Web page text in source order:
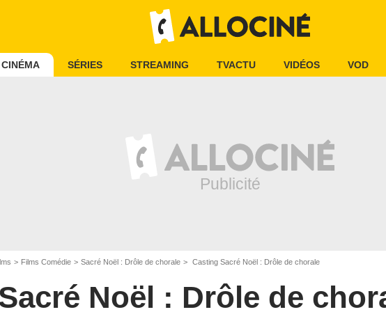
CINÉMA SÉRIES STREAMING TVACTU VIDÉOS VOD
Films Comédie Sacré Noël : Drôle de chorale Casting Sacré Noël : Drôle de chorale
Noël : Drôle de